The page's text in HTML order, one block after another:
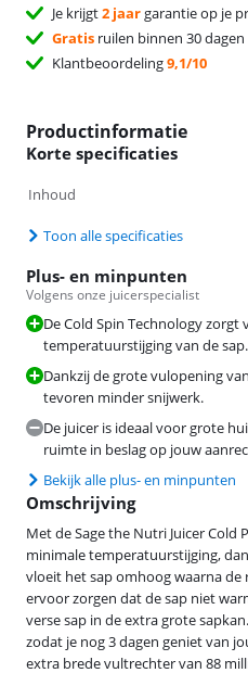
Je krijgt2 jaargarantie op je
Gratis ruilen binnen 30 dagen
Klantbeoordeling9,1/10
Productinformatie
Korte specificaties
Inhoud
Toon alle specificaties
Plus- en minpunten
Volgens onze juicerspecialist
De Cold Spin Technology zorgt
temperatuurstijging van de sap.
Dankzij de grote vulopening
tevoren minder snijwerk.
De juicer is ideaal voor grote
ruimte in beslag op jouw
Bekijk alle plus- en minpunten
Omschrijving
Met de Sage the Nutri Juicer Cold
minimale temperatuurstijging,
vloeit het sap omhoog waarna de
ervoor zorgen dat de sap niet
verse sap in de extra grote
zodat je nog 3 dagen geniet van
extra brede vultrechter van 88